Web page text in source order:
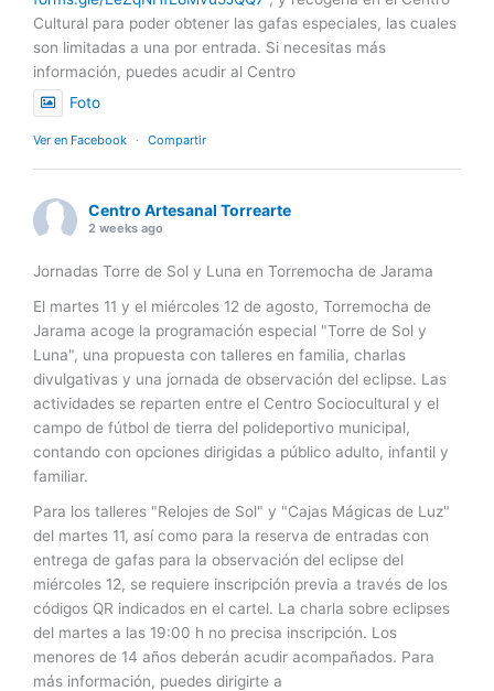
Cultural para poder obtener las gafas especiales, las cuales
son limitadas a una por entrada. Si necesitas más
información, puedes acudir al Centro
Foto
Ver en Facebook · Compartir
Centro Artesanal Torrearte
2 weeks ago
Jornadas Torre de Sol y Luna en Torremocha de Jarama
El martes 11 y el miércoles 12 de agosto, Torremocha de
Jarama acoge la programación especial "Torre de Sol y
Luna", una propuesta con talleres en familia, charlas
divulgativas y una jornada de observación del eclipse. Las
actividades se reparten entre el Centro Sociocultural y el
campo de fútbol de tierra del polideportivo municipal,
contando con opciones dirigidas a público adulto, infantil y
familiar.
Para los talleres "Relojes de Sol" y "Cajas Mágicas de Luz"
del martes 11, así como para la reserva de entradas con
entrega de gafas para la observación del eclipse del
miércoles 12, se requiere inscripción previa a través de los
códigos QR indicados en el cartel. La charla sobre eclipses
del martes a las 19:00 h no precisa inscripción. Los
menores de 14 años deberán acudir acompañados. Para
más información, puedes dirigirte a